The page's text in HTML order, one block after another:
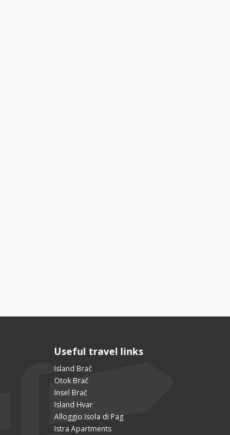
Useful travel links
Island Brač
Otok Brač
Insel Brač
Island Hvar
Alloggio Isola di Pag
Istra Apartments